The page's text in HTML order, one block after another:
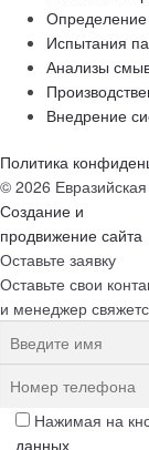
Определение
Испытания
Анализы
Внедрение
Политика
© 2026
Создание и
продвижение сайта
Оставьте заявку
Оставьте свои
и менеджер
Нажимая на
данных